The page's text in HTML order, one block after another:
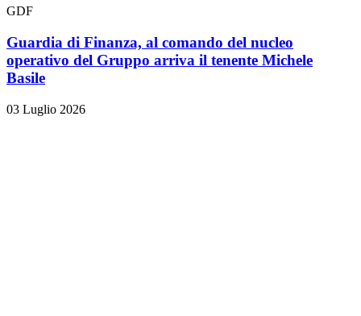
GDF
Guardia di Finanza, al comando del nucleo
operativo del Gruppo arriva il tenente Michele
Basile
03 Luglio 2026